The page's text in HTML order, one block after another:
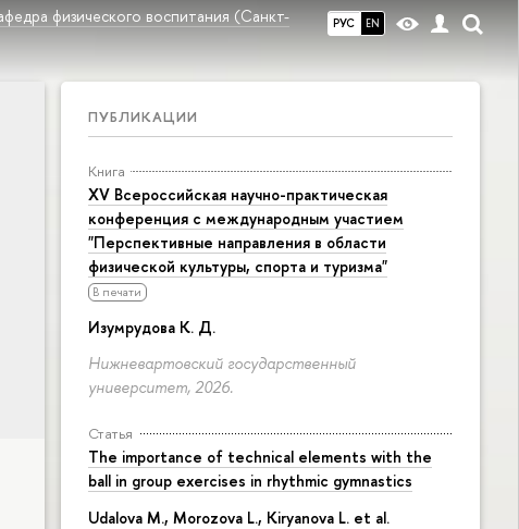
РУС EN
физического воспитания (Санкт-
ПУБЛИКАЦИИ
Книга
XV Всероссийская научно-практическая
конференция с международным участием
"Перспективные направления в области
физической культуры, спорта и туризма"
В печати
Изумрудова К. Д.
Нижневартовский государственный
университет, 2026.
Статья
The importance of technical elements with the
ball in group exercises in rhythmic gymnastics
Udalova M., Morozova L., Kiryanova L. et al.